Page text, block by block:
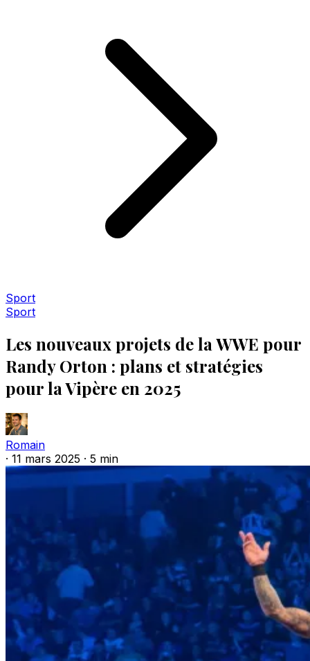
Sport
Sport
Les nouveaux projets de la WWE pour
Randy Orton : plans et stratégies
pour la Vipère en 2025
Romain
· 11 mars 2025 · 5 min